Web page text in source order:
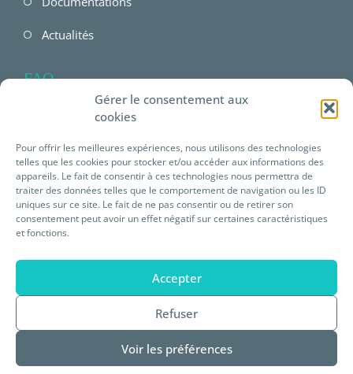
Gérer le consentement aux
cookies
Pour offrir les meilleures expériences, nous utilisons des technologies
telles que les cookies pour stocker et/ou accéder aux informations des
appareils. Le fait de consentir à ces technologies nous permettra de
traiter des données telles que le comportement de navigation ou les ID
uniques sur ce site. Le fait de ne pas consentir ou de retirer son
consentement peut avoir un effet négatif sur certaines caractéristiques
et fonctions.
Accepter
Refuser
Voir les préférences
Actualités
FAQ
FAQ Employeur
FAQ Salarié
FAQ offres Prévéam
Plateforme E-learning
Mentions légales
Statuts de Prévéam